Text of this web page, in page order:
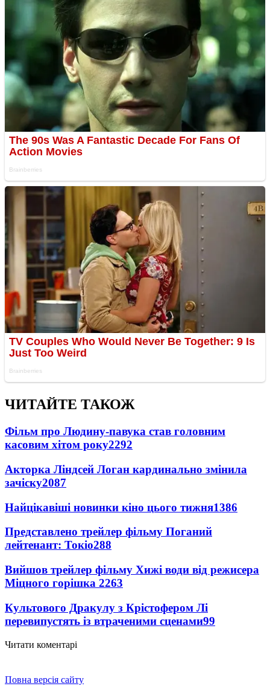
ЧИТАЙТЕ ТАКОЖ
Фільм про Людину-павука став головним
касовим хітом року2292
Акторка Ліндсей Логан кардинально змінила
зачіску2087
Найцікавіші новинки кіно цього тижня1386
Представлено трейлер фільму Поганий
лейтенант: Токіо288
Вийшов трейлер фільму Хижі води від режисера
Міцного горішка 2263
Культового Дракулу з Крістофером Лі
перевипустять із втраченими сценами99
Читати коментарі
Повна версія сайту